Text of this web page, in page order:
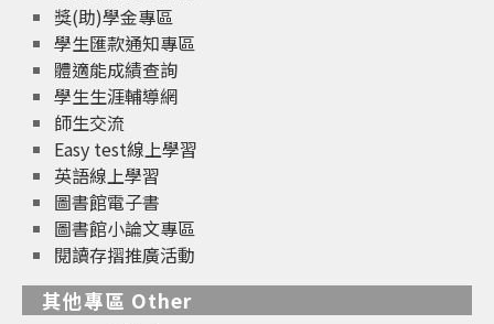
獎(助)學金專區
學生匯款通知專區
體適能成績查詢
學生生涯輔導網
師生交流
Easy test線上學習
英語線上學習
圖書館電子書
圖書館小論文專區
閱讀存摺推廣活動
其他專區 Other